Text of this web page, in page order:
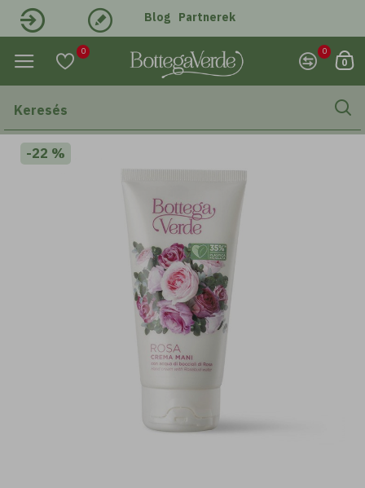
Belépés Regisztráció
Blog Partnerek
0 0
0
-22 %